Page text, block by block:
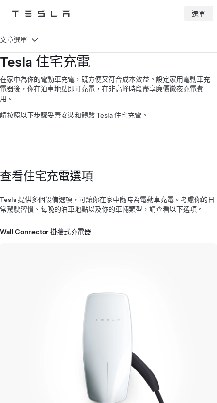
Tesla 選單
Tesla 住宅充電
在家中為你的電動車充電，既方便又符合成本效益。設定家用電動車充
電器後，你在泊車地點即可充電，在非高峰時段盡享廉價徹夜充電費
用。
請按照以下步驟妥善安裝和體驗 Tesla 住宅充電。
查看住宅充電選項
Tesla 提供多個設備選項，可讓你在家中隨時為電動車充電。考慮你的日
常駕駛習慣、每晚的泊車地點以及你的車輛類型，請查看以下選項。
Wall Connector 掛牆式充電器
文章選單